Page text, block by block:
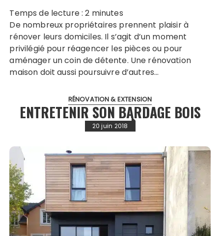
Temps de lecture :2 minutes
De nombreux propriétaires prennent plaisir à
rénover leurs domiciles. Il s’agit d’un moment
privilégié pour réagencer les pièces ou pour
aménager un coin de détente. Une rénovation
maison doit aussi poursuivre d’autres…
RÉNOVATION & EXTENSION
ENTRETENIR SON BARDAGE BOIS
20 juin 2018